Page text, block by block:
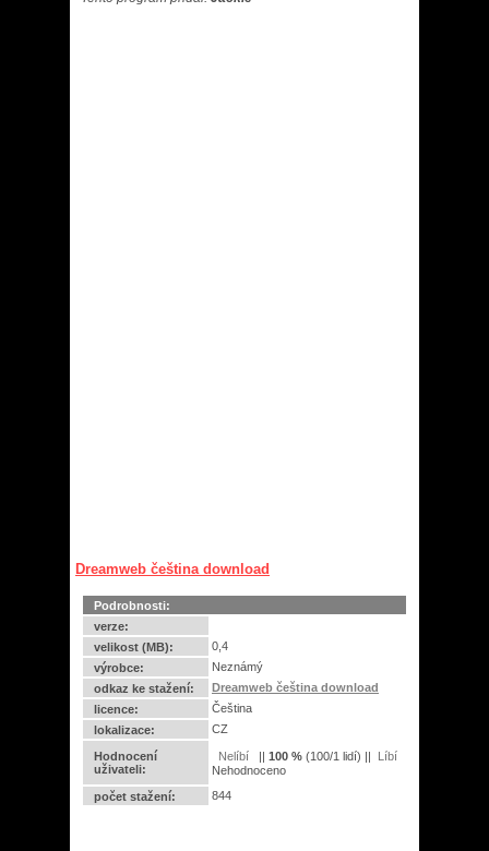
Dreamweb čeština download
Podrobnosti:
verze:
velikost (MB):
0,4
výrobce:
Neznámý
odkaz ke stažení:
Dreamweb čeština download
licence:
Čeština
lokalizace:
CZ
Hodnocení
uživateli:
|| 100 % (100/1 lidí) ||
Nehodnoceno
počet stažení:
844